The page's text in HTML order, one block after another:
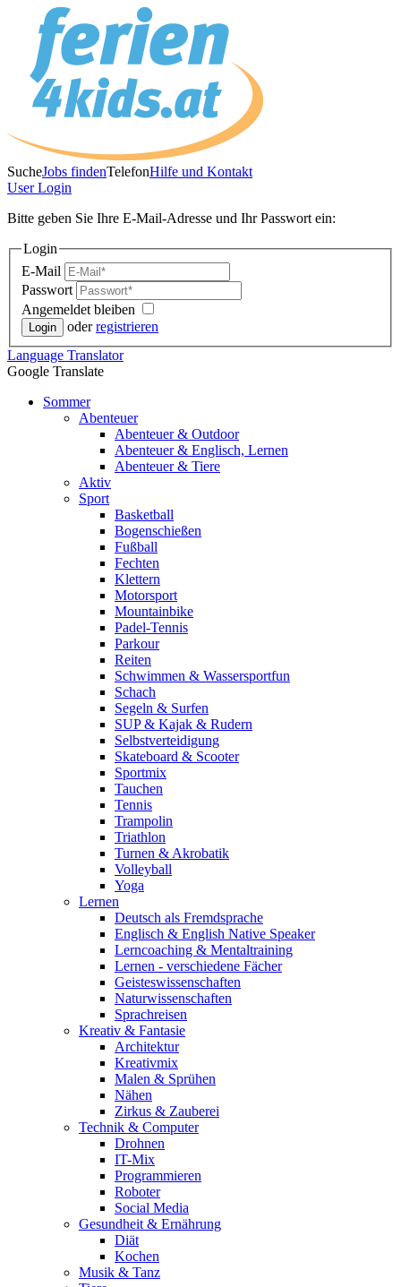
SucheJobs findenTelefonHilfe und Kontakt
UserLogin
Bitte geben Sie Ihre E-Mail-Adresse und Ihr Passwort ein:
Login
E-Mail
Passwort
Angemeldet bleiben
oderregistrieren
Language Translator
Google Translate
Sommer
Abenteuer
Abenteuer & Outdoor
Abenteuer & Englisch, Lernen
Abenteuer & Tiere
Aktiv
Sport
Basketball
Bogenschießen
Fußball
Fechten
Klettern
Motorsport
Mountainbike
Padel-Tennis
Parkour
Reiten
Schwimmen & Wassersportfun
Schach
Segeln & Surfen
SUP & Kajak & Rudern
Selbstverteidigung
Skateboard & Scooter
Sportmix
Tauchen
Tennis
Trampolin
Triathlon
Turnen & Akrobatik
Volleyball
Yoga
Lernen
Deutsch als Fremdsprache
Englisch & English Native Speaker
Lerncoaching & Mentaltraining
Lernen - verschiedene Fächer
Geisteswissenschaften
Naturwissenschaften
Sprachreisen
Kreativ & Fantasie
Architektur
Kreativmix
Malen & Sprühen
Nähen
Zirkus & Zauberei
Technik & Computer
Drohnen
IT-Mix
Programmieren
Roboter
Social Media
Gesundheit & Ernährung
Diät
Kochen
Musik & Tanz